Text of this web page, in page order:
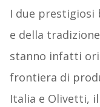
I due prestigiosi
e della
stanno infatti
frontiera di
Italia e Olivetti,